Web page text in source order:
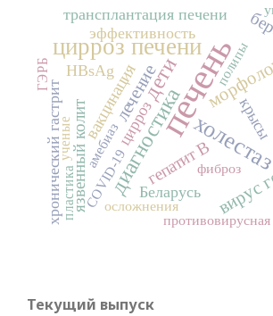
печень
цирроз печени
диагностика
дети
лечение
гепатит В
вакцинация
язвенный колит цирроз
эффективность
крысы
трансплантация печени
HBsAg
хронический гастрит Беларусь
противовирусная
COVID-19
ученые
полипы
ГЭРБ
амебиаз
пластика фиброз
осложнения
Текущий выпуск